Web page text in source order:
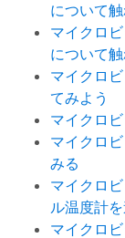
について
マイクロ
について
マイクロ
てみよう
マイクロ
マイクロ
みる
マイクロ
ル温度計
マイクロ